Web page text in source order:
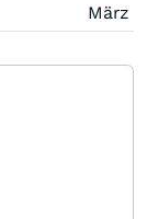
März